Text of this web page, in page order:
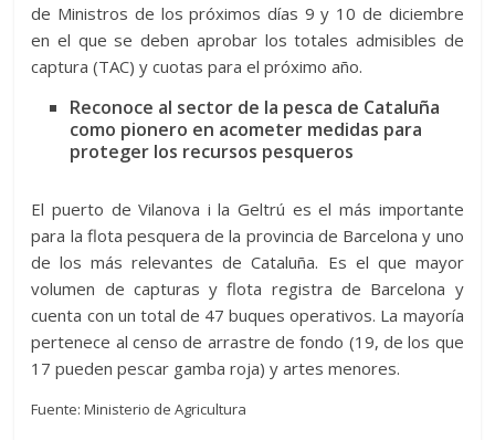
de Ministros de los próximos días 9 y 10 de diciembre
en el que se deben aprobar los totales admisibles de
captura (TAC) y cuotas para el próximo año.
Reconoce al sector de la pesca de Cataluña
como pionero en acometer medidas para
proteger los recursos pesqueros
El puerto de Vilanova i la Geltrú es el más importante
para la flota pesquera de la provincia de Barcelona y uno
de los más relevantes de Cataluña. Es el que mayor
volumen de capturas y flota registra de Barcelona y
cuenta con un total de 47 buques operativos. La mayoría
pertenece al censo de arrastre de fondo (19, de los que
17 pueden pescar gamba roja) y artes menores.
Fuente: Ministerio de Agricultura